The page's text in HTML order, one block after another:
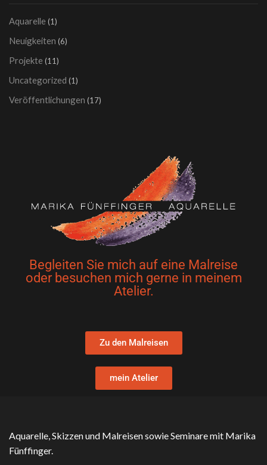
Aquarelle (1)
Neuigkeiten (6)
Projekte (11)
Uncategorized (1)
Veröffentlichungen (17)
Begleiten Sie mich auf eine Malreise
oder besuchen mich gerne in meinem
Atelier.
Zu den Malreisen
mein Atelier
Aquarelle, Skizzen und Malreisen sowie Seminare mit Marika
Fünffinger.